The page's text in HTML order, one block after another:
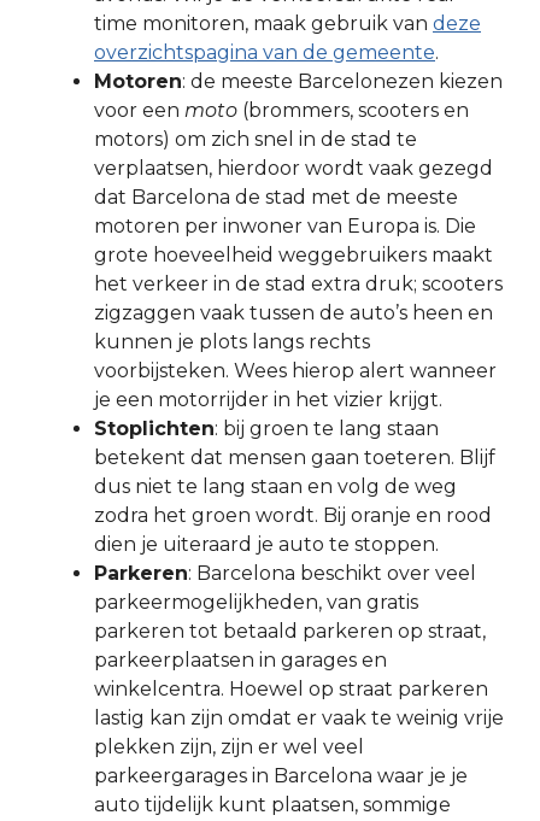
time monitoren, maak gebruik van deze
overzichtspagina van de gemeente.
Motoren: de meeste Barcelonezen kiezen
voor een moto (brommers, scooters en
motors) om zich snel in de stad te
verplaatsen, hierdoor wordt vaak gezegd
dat Barcelona de stad met de meeste
motoren per inwoner van Europa is. Die
grote hoeveelheid weggebruikers maakt
het verkeer in de stad extra druk; scooters
zigzaggen vaak tussen de auto’s heen en
kunnen je plots langs rechts
voorbijsteken. Wees hierop alert wanneer
je een motorrijder in het vizier krijgt.
Stoplichten: bij groen te lang staan
betekent dat mensen gaan toeteren. Blijf
dus niet te lang staan en volg de weg
zodra het groen wordt. Bij oranje en rood
dien je uiteraard je auto te stoppen.
Parkeren: Barcelona beschikt over veel
parkeermogelijkheden, van gratis
parkeren tot betaald parkeren op straat,
parkeerplaatsen in garages en
winkelcentra. Hoewel op straat parkeren
lastig kan zijn omdat er vaak te weinig vrije
plekken zijn, zijn er wel veel
parkeergarages in Barcelona waar je je
auto tijdelijk kunt plaatsen, sommige